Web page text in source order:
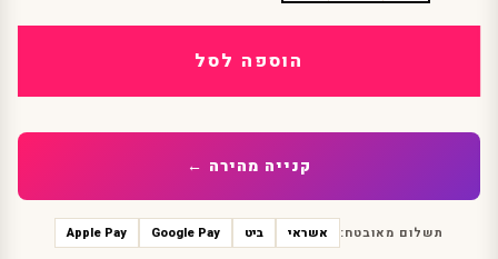
סט
מפואר
הוספה לסל
קנייה מהירה ←
תשלום מאובטח: אשראי ביט Google Pay
Apple Pay